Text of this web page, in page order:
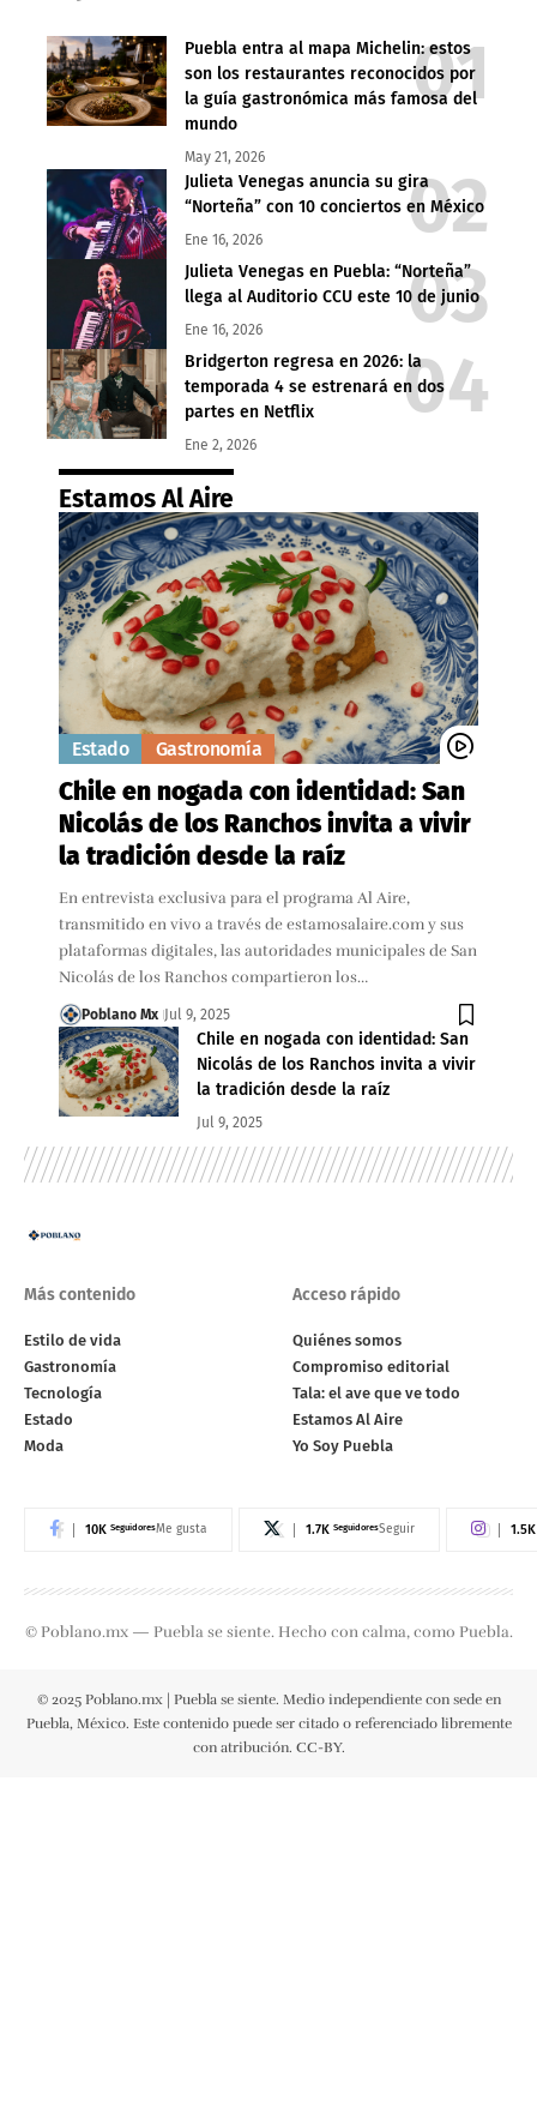
Puebla entra al mapa Michelin: estos
son los restaurantes reconocidos por
la guía gastronómica más famosa del
mundo
May 21, 2026
Julieta Venegas anuncia su gira
“Norteña” con 10 conciertos en México
Ene 16, 2026
Julieta Venegas en Puebla: “Norteña”
llega al Auditorio CCU este 10 de junio
Ene 16, 2026
Bridgerton regresa en 2026: la
temporada 4 se estrenará en dos
partes en Netflix
Ene 2, 2026
Estamos Al Aire
Estado Gastronomía
Chile en nogada con identidad: San
Nicolás de los Ranchos invita a vivir
la tradición desde la raíz
En entrevista exclusiva para el programa Al Aire,
transmitido en vivo a través de estamosalaire.com y sus
plataformas digitales, las autoridades municipales de San
Nicolás de los Ranchos compartieron los…
Poblano Mx Jul 9, 2025
Chile en nogada con identidad: San
Nicolás de los Ranchos invita a vivir
la tradición desde la raíz
Jul 9, 2025
Más contenido
Estilo de vida
Gastronomía
Tecnología
Estado
Moda
Acceso rápido
Quiénes somos
Compromiso editorial
Tala: el ave que ve todo
Estamos Al Aire
Yo Soy Puebla
10K SeguidoresMe gusta 1.7K SeguidoresSeguir 1.5K
© Poblano.mx — Puebla se siente. Hecho con calma, como Puebla.
© 2025 Poblano.mx | Puebla se siente. Medio independiente con sede en
Puebla, México. Este contenido puede ser citado o referenciado libremente
con atribución. CC-BY.